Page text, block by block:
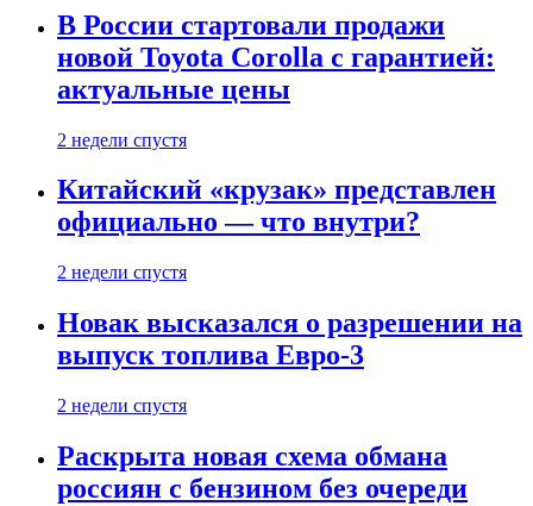
В России стартовали продажи
новой Toyota Corolla с гарантией:
актуальные цены
2 недели спустя
Китайский «крузак» представлен
официально — что внутри?
2 недели спустя
Новак высказался о разрешении на
выпуск топлива Евро-3
2 недели спустя
Раскрыта новая схема обмана
россиян с бензином без очереди